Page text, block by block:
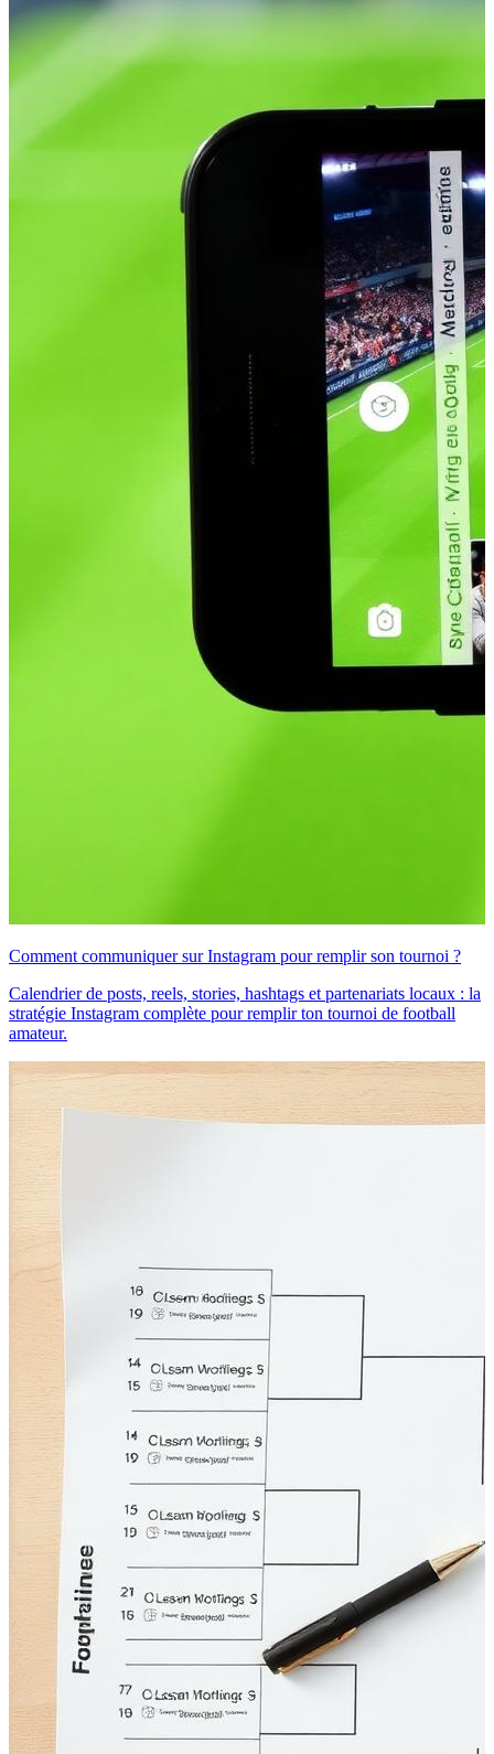
Comment communiquer sur Instagram pour remplir son tournoi ?
Calendrier de posts, reels, stories, hashtags et partenariats locaux : la
stratégie Instagram complète pour remplir ton tournoi de football
amateur.